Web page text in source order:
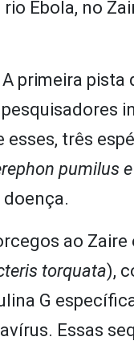
Ebola, no
primeira
três
pumilus
ao
torquata),
G
Essas